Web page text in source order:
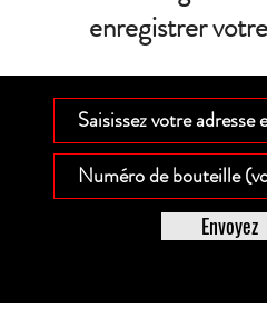
enregistrer
Envoyez